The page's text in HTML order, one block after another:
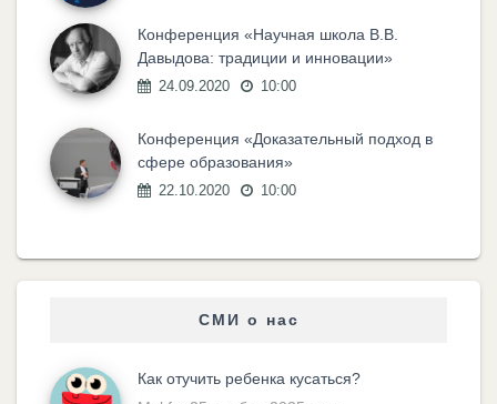
Конференция «Научная школа В.В.
Давыдова: традиции и инновации»
24.09.2020 10:00
Конференция «Доказательный подход в
сфере образования»
22.10.2020 10:00
СМИ о нас
Как отучить ребенка кусаться?